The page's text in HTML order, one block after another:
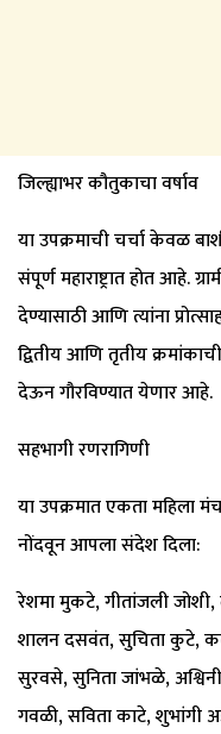
जिल्ह्याभर कौतुकाचा वर्षाव
या उपक्रमाची चर्चा केवळ
संपूर्ण महाराष्ट्रात होत आहे.
देण्यासाठी आणि त्यांना
द्वितीय आणि तृतीय
देऊन गौरविण्यात येणार आहे.
सहभागी रणरागिणी
या उपक्रमात एकता महिला
नोंदवून आपला संदेश दिला:
रेशमा मुकटे, गीतांजली जोशी,
शालन दसवंत, सुचिता कुटे,
सुरवसे, सुनिता जांभळे,
गवळी, सविता काटे, शुभांगी